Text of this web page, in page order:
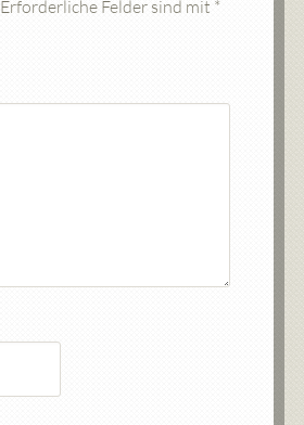
Erforderliche Felder sind mit *